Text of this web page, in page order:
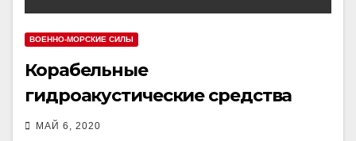
ВОЕННО-МОРСКИЕ СИЛЫ
Корабельные
гидроакустические средства
МАЙ 6, 2020